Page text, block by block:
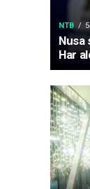
NTB
Nusa
Har